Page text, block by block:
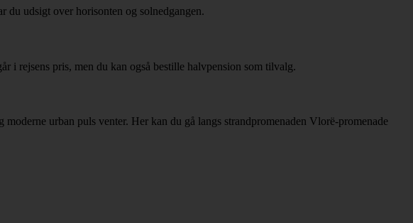
du udsigt over horisonten og solnedgangen.
i rejsens pris, men du kan også bestille halvpension som tilvalg.
urban puls venter. Her kan du gå langs strandpromenaden Vlorë-promenade